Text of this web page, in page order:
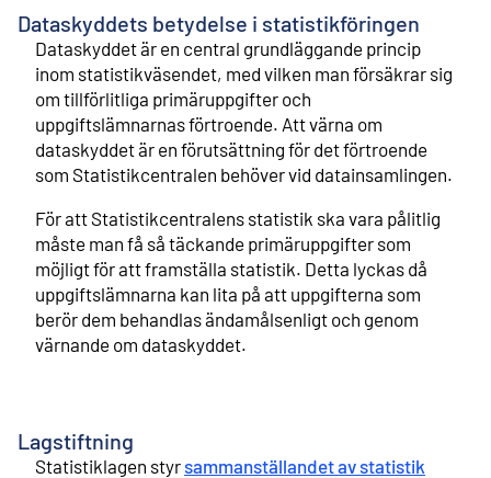
Dataskyddets betydelse i statistikföringen
Dataskyddet är en central grundläggande princip
inom statistikväsendet, med vilken man försäkrar sig
om tillförlitliga primäruppgifter och
uppgiftslämnarnas förtroende. Att värna om
dataskyddet är en förutsättning för det förtroende
som Statistikcentralen behöver vid datainsamlingen.
För att Statistikcentralens statistik ska vara pålitlig
måste man få så täckande primäruppgifter som
möjligt för att framställa statistik. Detta lyckas då
uppgiftslämnarna kan lita på att uppgifterna som
berör dem behandlas ändamålsenligt och genom
värnande om dataskyddet.
Lagstiftning
Statistiklagen styrsammanställandet av statistik